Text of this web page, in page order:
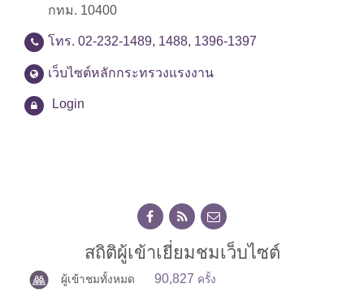
กทม. 10400
โทร. 02-232-1489, 1488, 1396-1397
เว็บไซต์หลักกระทรวงแรงงาน
Login
สถิติผู้เข้าเยี่ยมชมเว็บไซต์
ผู้เข้าชมทั้งหมด 90,827 ครั้ง